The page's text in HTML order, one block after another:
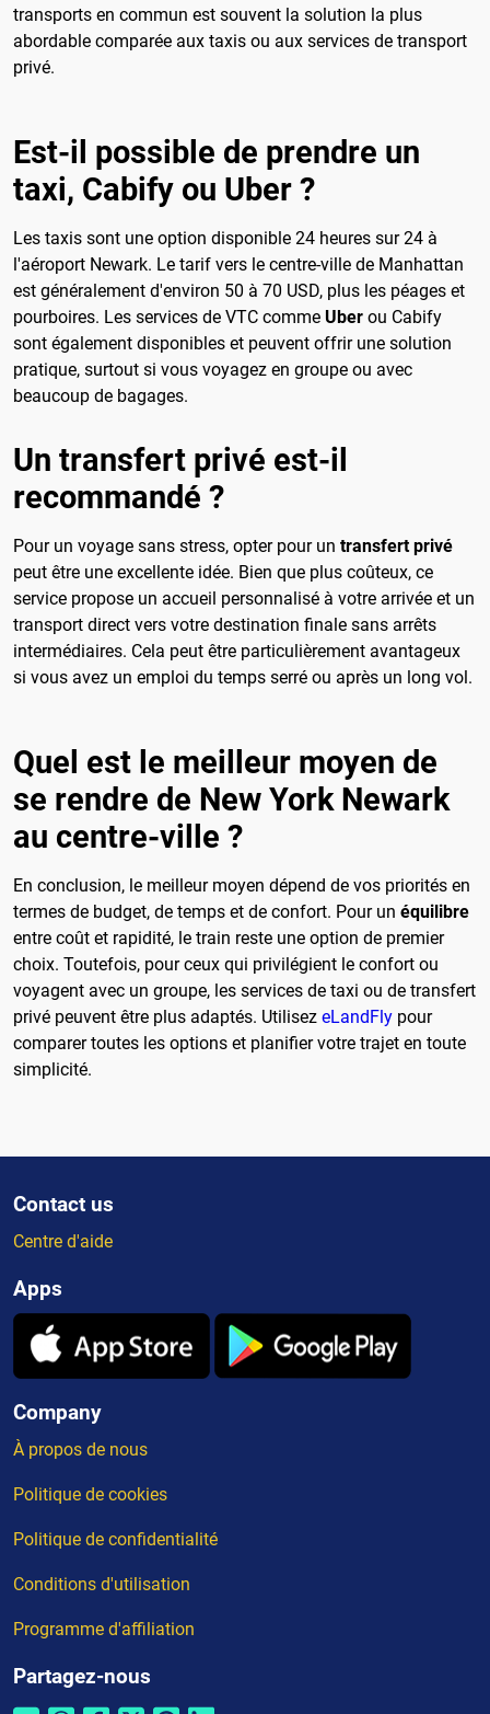
transports en commun est souvent la solution la plus
abordable comparée aux taxis ou aux services de transport
privé.
Est-il possible de prendre un
taxi, Cabify ou Uber ?
Les taxis sont une option disponible 24 heures sur 24 à
l'aéroport Newark. Le tarif vers le centre-ville de Manhattan
est généralement d'environ 50 à 70 USD, plus les péages et
pourboires. Les services de VTC comme Uber ou Cabify
sont également disponibles et peuvent offrir une solution
pratique, surtout si vous voyagez en groupe ou avec
beaucoup de bagages.
Un transfert privé est-il
recommandé ?
Pour un voyage sans stress, opter pour un transfert privé
peut être une excellente idée. Bien que plus coûteux, ce
service propose un accueil personnalisé à votre arrivée et un
transport direct vers votre destination finale sans arrêts
intermédiaires. Cela peut être particulièrement avantageux
si vous avez un emploi du temps serré ou après un long vol.
Quel est le meilleur moyen de
se rendre de New York Newark
au centre-ville ?
En conclusion, le meilleur moyen dépend de vos priorités en
termes de budget, de temps et de confort. Pour un équilibre
entre coût et rapidité, le train reste une option de premier
choix. Toutefois, pour ceux qui privilégient le confort ou
voyagent avec un groupe, les services de taxi ou de transfert
privé peuvent être plus adaptés. Utilisez eLandFly pour
comparer toutes les options et planifier votre trajet en toute
simplicité.
Contact us
Centre d'aide
Apps
Company
À propos de nous
Politique de cookies
Politique de confidentialité
Conditions d'utilisation
Programme d'affiliation
Partagez-nous